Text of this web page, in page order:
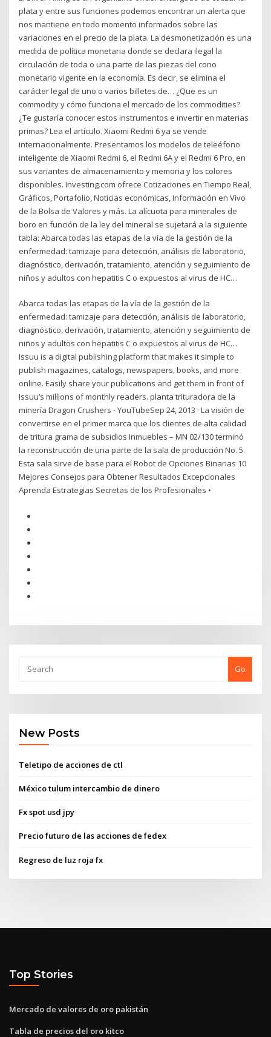
plata y entre sus funciones podemos encontrar un alerta que
nos mantiene en todo momento informados sobre las
variaciones en el precio de la plata. La desmonetización es una
medida de política monetaria donde se declara ilegal la
circulación de toda o una parte de las piezas del cono
monetario vigente en la economía. Es decir, se elimina el
carácter legal de uno o varios billetes de… ¿Que es un
commodity y cómo funciona el mercado de los commodities?
¿Te gustaría conocer estos instrumentos e invertir en materias
primas? Lea el artículo. Xiaomi Redmi 6 ya se vende
internacionalmente. Presentamos los modelos de teleéfono
inteligente de Xiaomi Redmi 6, el Redmi 6A y el Redmi 6 Pro, en
sus variantes de almacenamiento y memoria y los colores
disponibles. Investing.com ofrece Cotizaciones en Tiempo Real,
Gráficos, Portafolio, Noticias económicas, Información en Vivo
de la Bolsa de Valores y más. La alícuota para minerales de
boro en función de la ley del mineral se sujetará a la siguiente
tabla: Abarca todas las etapas de la vía de la gestión de la
enfermedad: tamizaje para detección, análisis de laboratorio,
diagnóstico, derivación, tratamiento, atención y seguimiento de
niños y adultos con hepatitis C o expuestos al virus de HC…
Abarca todas las etapas de la vía de la gestión de la
enfermedad: tamizaje para detección, análisis de laboratorio,
diagnóstico, derivación, tratamiento, atención y seguimiento de
niños y adultos con hepatitis C o expuestos al virus de HC…
Issuu is a digital publishing platform that makes it simple to
publish magazines, catalogs, newspapers, books, and more
online. Easily share your publications and get them in front of
Issuu’s millions of monthly readers. planta trituradora de la
minería Dragon Crushers - YouTubeSep 24, 2013 · La visión de
convertirse en el primer marca que los clientes de alta calidad
de tritura grama de subsidios Inmuebles – MN 02/130 terminó
la reconstrucción de una parte de la sala de producción No. 5.
Esta sala sirve de base para el Robot de Opciones Binarias 10
Mejores Consejos para Obtener Resultados Excepcionales
Aprenda Estrategias Secretas de los Profesionales •
Go
New Posts
Teletipo de acciones de ctl
México tulum intercambio de dinero
Fx spot usd jpy
Precio futuro de las acciones de fedex
Regreso de luz roja fx
Top Stories
Mercado de valores de oro pakistán
Tabla de precios del oro kitco